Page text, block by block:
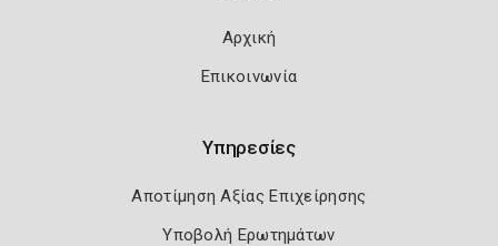
Αρχική
Επικοινωνία
Υπηρεσίες
Αποτίμηση Αξίας Επιχείρησης
Υποβολή Ερωτημάτων